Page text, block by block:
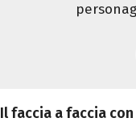
Il faccia a faccia